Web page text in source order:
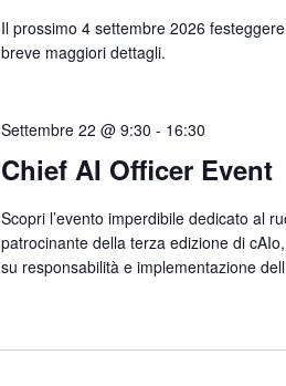
Il prossimo 4 settembre 2026
breve maggiori dettagli.
Chief AI Officer Event
Settembre 22 @ 9:30 - 16:30
Scopri l’evento imperdibile dedicato al
patrocinante della terza edizione di
su responsabilità e implementazione